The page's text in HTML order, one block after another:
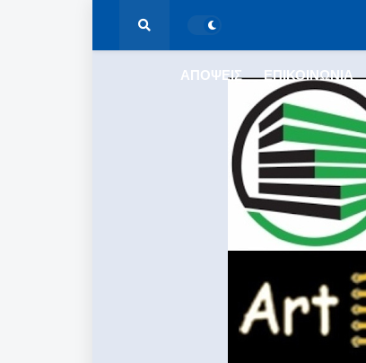
ΕΠΙΚΟΙΝΩΝΙΑ
ΑΠΟΨΕΙΣ